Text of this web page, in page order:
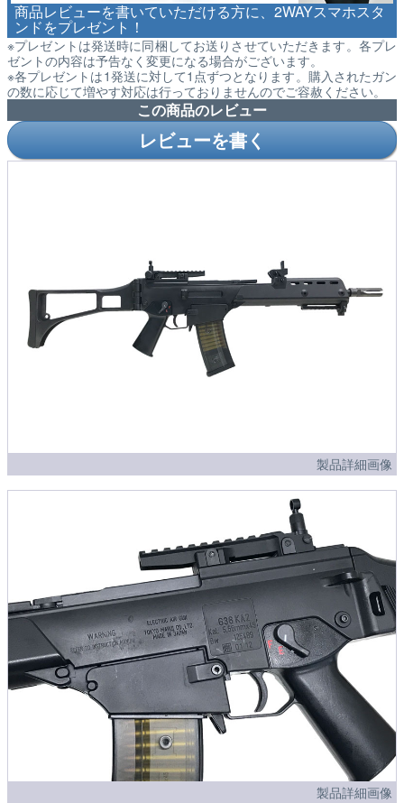
商品レビューを書いていただける方に、2WAYスマホスタ
ンドをプレゼント！
※プレゼントは発送時に同梱してお送りさせていただきます。各プレ
ゼントの内容は予告なく変更になる場合がございます。
※各プレゼントは1発送に対して1点ずつとなります。購入されたガン
の数に応じて増やす対応は行っておりませんのでご容赦ください。
この商品のレビュー
レビューを書く
製品詳細画像
製品詳細画像